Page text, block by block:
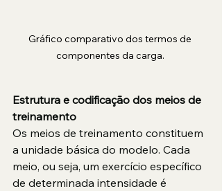
Gráfico comparativo dos termos de
componentes da carga.
Estrutura e codificação dos meios de
treinamento
Os meios de treinamento constituem
a unidade básica do modelo. Cada
meio, ou seja, um exercício específico
de determinada intensidade é